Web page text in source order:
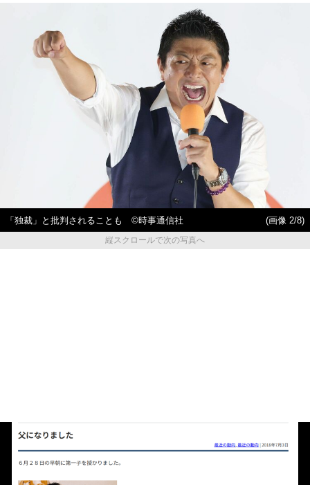
「独裁」と批判されることも ©時事通信社
(画像 2/8)
縦スクロールで次の写真へ